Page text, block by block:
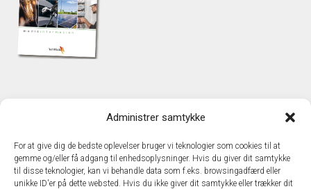
Administrer samtykke
For at give dig de bedste oplevelser bruger vi teknologier som cookies til at
gemme og/eller få adgang til enhedsoplysninger. Hvis du giver dit samtykke
til disse teknologier, kan vi behandle data som f.eks. browsingadfærd eller
unikke ID'er på dette websted. Hvis du ikke giver dit samtykke eller trækker dit
TechMedia A/S
DK – 2600 Glostrup
www.techmedia.dk
Telefon: +45 43 24 26 28